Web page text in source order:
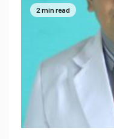
2 min read